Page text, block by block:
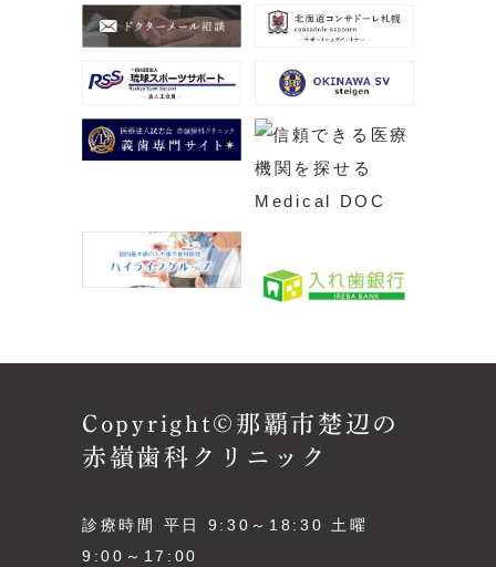
Copyright©那覇市楚辺の
赤嶺歯科クリニック
診療時間 平日 9:30～18:30 土曜
9:00～17:00